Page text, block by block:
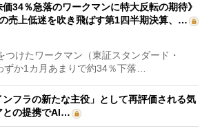
価34％急落のワークマンに特大反転の期待》
売上低迷を吹き飛ばす第1四半期決算、…
けたワークマン（東証スタンダード・
か1カ月あまりで約34％下落…
フラの新たな主役」として再評価される気
の提携でAI…